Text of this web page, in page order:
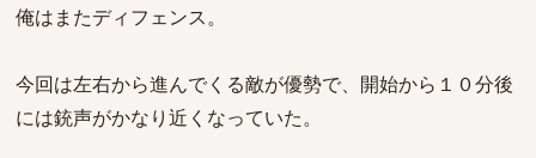
俺はまたディフェンス。
今回は左右から進んでくる敵が優勢で、開始から１０分後
には銃声がかなり近くなっていた。